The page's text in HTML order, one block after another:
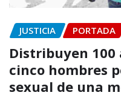
JUSTICIA PORTADA
Distribuyen 100
cinco hombres
sexual de una